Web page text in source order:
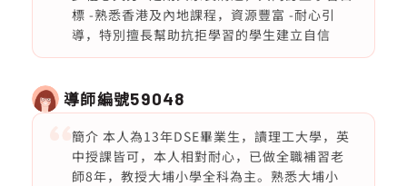
標 -熟悉香港及內地課程，資源豐富 -耐心引
導，特別擅長幫助抗拒學習的學生建立自信
導師編號59048
簡介 本人為13年DSE畢業生，讀理工大學，英
中授課皆可，本人相對耐心，已做全職補習老
師8年，教授大埔小學全科為主。熟悉大埔小